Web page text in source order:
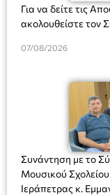
Για να δείτε τις
ακολουθείστε τον
07/08/2026
Συνάντηση με το
Μουσικού
Ιεράπετρας κ.